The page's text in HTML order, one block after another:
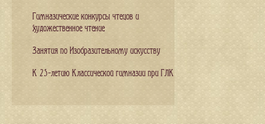
Гимназические конкурсы чтецов и
художественное чтение
Занятия по Изобразительному искусству
К 25-летию Классической гимназии при ГЛК